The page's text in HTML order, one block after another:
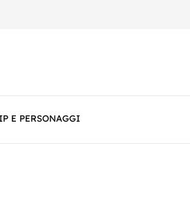
E PERSONAGGI